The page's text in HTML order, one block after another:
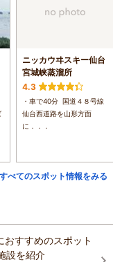
ニッカウヰスキー仙台
宮城峡蒸溜所
4.3
・車で40分 国道４８号線
仙台西道路を山形方面
に．．．
すべてのスポット情報をみる
おすすめのスポット
設を紹介